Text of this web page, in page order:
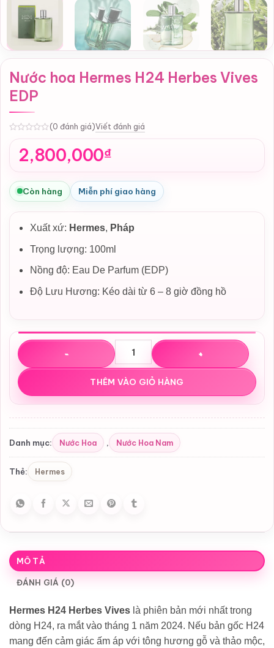
Nước hoa Hermes H24 Herbes Vives
EDP
(0 đánh giá)Viết đánh giá
2,800,000₫
Còn hàng Miễn phí giao hàng
Xuất xứ: Hermes, Pháp
Trọng lượng: 100ml
Nồng độ: Eau De Parfum (EDP)
Độ Lưu Hương: Kéo dài từ 6 – 8 giờ đồng hồ
Nước hoa Hermes H24 Herbes Vives EDP số lượng
THÊM VÀO GIỎ HÀNG
Danh mục: Nước Hoa , Nước Hoa Nam
Thẻ: Hermes
MÔ TẢ
ĐÁNH GIÁ (0)
Hermes H24 Herbes Vives là phiên bản mới nhất trong
dòng H24, ra mắt vào tháng 1 năm 2024. Nếu bản gốc H24
mang đến cảm giác ấm áp với tông hương gỗ và thảo mộc,